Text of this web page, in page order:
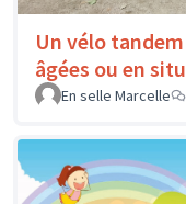
Un vélo
âgées ou en
En selle Marcelle